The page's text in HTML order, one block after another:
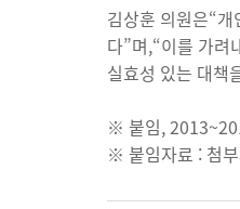
김상훈 의원은“
다”며,“이를 가려
실효성 있는 대책
※ 붙임,
※ 붙임자료 : 첨